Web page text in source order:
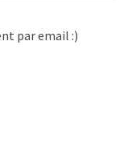
par email :)